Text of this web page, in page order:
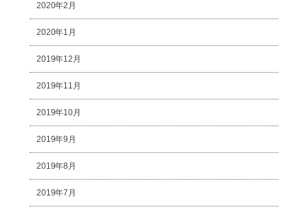
2020年2月
2020年1月
2019年12月
2019年11月
2019年10月
2019年9月
2019年8月
2019年7月